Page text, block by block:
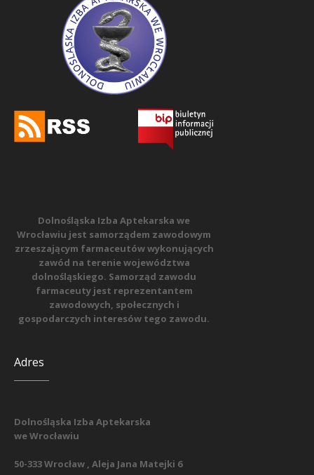
Dolnośląska Izba Aptekarska we
Wrocławiu jest samorządem zawodowym
zrzeszającym farmaceutów wykonujących
zawód na terenie województwa
dolnośląskiego. Samorząd zawodu
farmaceuty jest reprezentantem
zawodowych, społecznych i
gospodarczych interesów tego zawodu.
Adres
Dolnośląska Izba Aptekarska
we Wrocławiu
50-333 Wrocław , Aleja Jana Matejki 6